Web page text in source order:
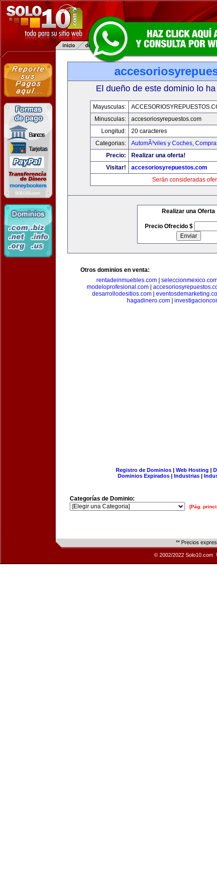
El dueño de este dominio lo
Mayusculas:
Minusculas:
accesoriosyrepuestos.com
Longitud:
20 caracteres
Categorias:
AutomÃ³viles y Coches,
Precio:
Realizar una oferta!
Visitar!
accesoriosyrepuestos.com
Serán consideradas
Realizar una Oferta
Precio Ofrecido $
Otros dominios en venta:
rentadeinmuebles.com
modeloprofesional.com|
desarrollodesitios.com|
hagadinero.com|
Registro de Dominios| Web Hosting |
Dominios Expirados | Industrias |
Categorías de Dominio:
[Pág.
** Precios
© 2002/2022 Solo10.com